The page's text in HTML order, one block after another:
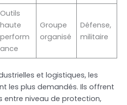
Outils
haute
perform
ance
Groupe
organisé
Défense,
militaire
et logistiques, les
les plus demandés. Ils offrent
entre niveau de protection,